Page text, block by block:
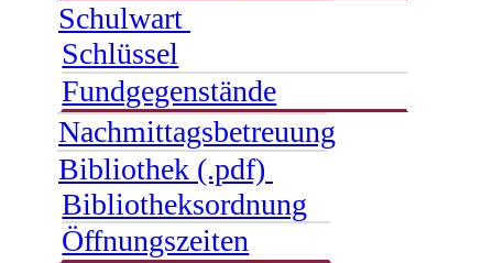
Schulwart
Schlüssel
Fundgegenstände
Nachmittagsbetreuung
Bibliothek (.pdf)
Bibliotheksordnung
Öffnungszeiten